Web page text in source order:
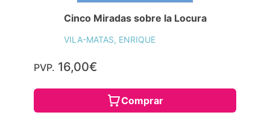
Cinco Miradas sobre la Locura
VILA-MATAS, ENRIQUE
PVP. 16,00€
Comprar